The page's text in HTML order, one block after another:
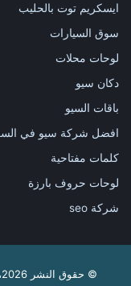
ايسكريم توت بالحليب
سوق السيارات
لوحات محلات
دكان سيو
باقات السيو
افضل شركة سيو في
كلمات مفتاحية
لوحات حروف بارزة
شركة seo
© حقوق النشر 2026، جميع الحقوق محفوظة |